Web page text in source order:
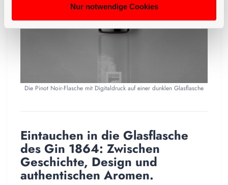
Nur notwendige Cookies
Die Pinot Noir-Flasche mit Digitaldruck auf einer dunklen Glasflasche
Eintauchen in die Glasflasche
des Gin 1864: Zwischen
Geschichte, Design und
authentischen Aromen.